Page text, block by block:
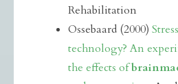
Rehabilitation
Ossebaard (2000) Str
technology? An
the effects of